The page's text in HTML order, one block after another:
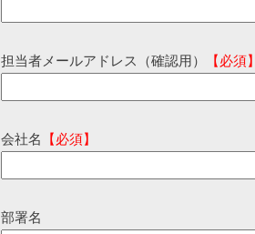
担当者メールアドレス（確認用） 【必須
会社名 【必須】
部署名